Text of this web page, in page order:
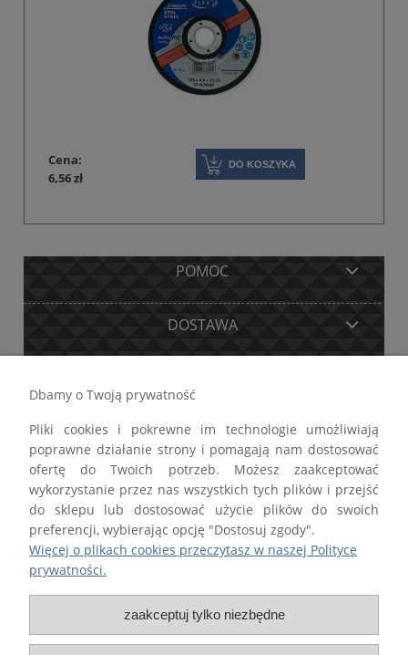
Cena:
6,56 zł
DO KOSZYKA
POMOC
DOSTAWA
GWARANCJA I ZWROTY
O FIRMIE
Firma STALTECH Paweł Lewandowski wpisana do Centralnej Ewidencji i
Informacji o Działalności Gospodarczej Rzeczypospolitej Polskiej
prowadzonej przez Ministra właściwego d.s. gospodarki.
Dbamy o Twoją prywatność
Pliki cookies i pokrewne im technologie umożliwiają
poprawne działanie strony i pomagają nam dostosować
ofertę do Twoich potrzeb. Możesz zaakceptować
wykorzystanie przez nas wszystkich tych plików i przejść
do sklepu lub dostosować użycie plików do swoich
preferencji, wybierając opcję "Dostosuj zgody".
Więcej o plikach cookies przeczytasz w naszej Polityce
prywatności.
zaakceptuj tylko niezbędne